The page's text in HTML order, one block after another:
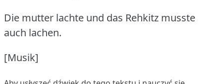
Die mutter lachte und das Rehkitz musste
auch lachen.
[Musik]